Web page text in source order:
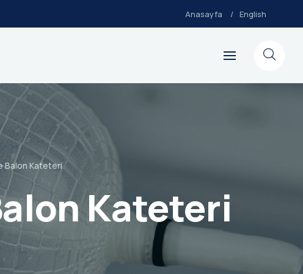
Anasayfa English
Balon Kateteri
Kateteri